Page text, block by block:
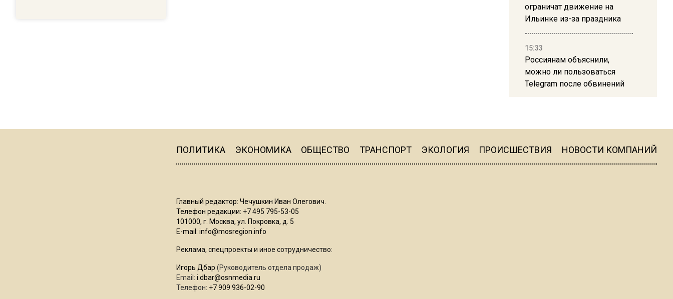
ограничат движение на
Ильинке из-за праздника
15:33
Россиянам объяснили,
можно ли пользоваться
Telegram после обвинений
литров дождя на
ПОЛИТИКА ЭКОНОМИКА ОБЩЕСТВО ТРАНСПОРТ ЭКОЛОГИЯ ПРОИСШЕСТВИЯ НОВОСТИ КОМПАНИЙ
Главный редактор: Чечушкин Иван Олегович.
Телефон редакции: +7 495 795-53-05
101000, г. Москва, ул. Покровка, д. 5
E-mail: info@mosregion.info
Реклама, спецпроекты и иное сотрудничество:
Игорь Дбар (Руководитель отдела продаж)
Email: i.dbar@osnmedia.ru
Телефон: +7 909 936-02-90